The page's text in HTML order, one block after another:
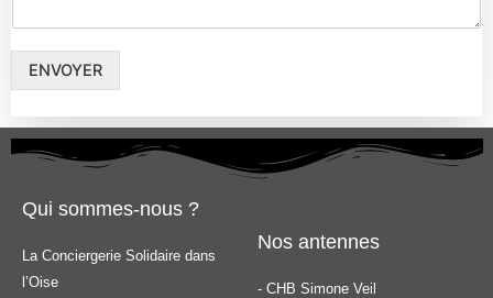
ENVOYER
Qui sommes-nous ?
La Conciergerie Solidaire dans
l’Oise
Nos antennes
- CHB Simone Veil